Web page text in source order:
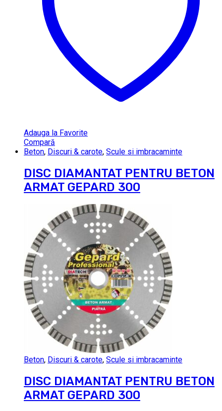
Adauga la Favorite
Compară
Beton, Discuri & carote, Scule si imbracaminte
DISC DIAMANTAT PENTRU BETON
ARMAT GEPARD 300
Beton, Discuri & carote, Scule si imbracaminte
DISC DIAMANTAT PENTRU BETON
ARMAT GEPARD 300